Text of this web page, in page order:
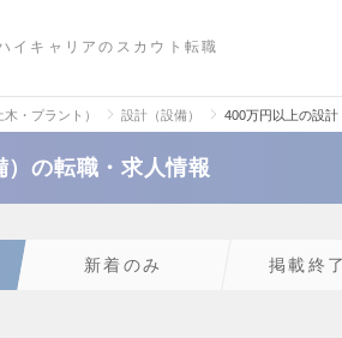
イキャリアのスカウト転職
・プラント） 設計（設備） 400万円以上の設
の転職・求人情報
新着のみ 掲載終